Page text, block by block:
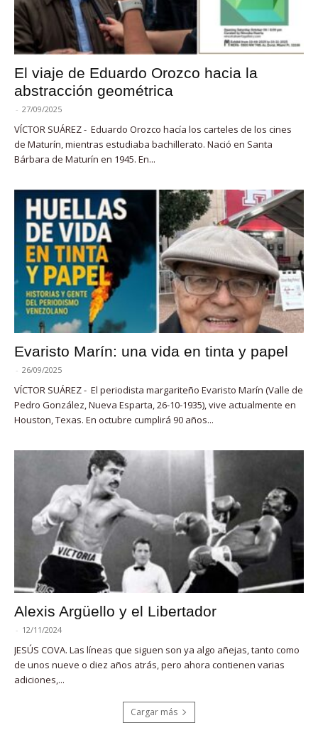
El viaje de Eduardo Orozco hacia la
abstracción geométrica
- 27/09/2025
VÍCTOR SUÁREZ - Eduardo Orozco hacía los carteles de los cines
de Maturín, mientras estudiaba bachillerato. Nació en Santa
Bárbara de Maturín en 1945. En...
Evaristo Marín: una vida en tinta y papel
- 26/09/2025
VÍCTOR SUÁREZ - El periodista margariteño Evaristo Marín (Valle de
Pedro González, Nueva Esparta, 26-10-1935), vive actualmente en
Houston, Texas. En octubre cumplirá 90 años...
Alexis Argüello y el Libertador
- 12/11/2024
JESÚS COVA. Las líneas que siguen son ya algo añejas, tanto como
de unos nueve o diez años atrás, pero ahora contienen varias
adiciones,...
Cargar más